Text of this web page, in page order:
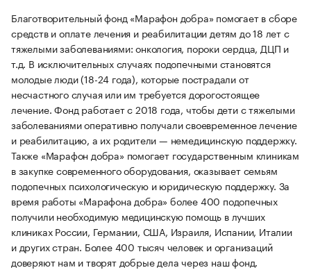
Благотворительный фонд «Марафон добра» помогает в сборе
средств и оплате лечения и реабилитации детям до 18 лет с
тяжелыми заболеваниями: онкология, пороки сердца, ДЦП и
т.д. В исключительных случаях подопечными становятся
молодые люди (18-24 года), которые пострадали от
несчастного случая или им требуется дорогостоящее
лечение. Фонд работает с 2018 года, чтобы дети с тяжелыми
заболеваниями оперативно получали своевременное лечение
и реабилитацию, а их родители — немедицинскую поддержку.
Также «Марафон добра» помогает государственным клиникам
в закупке современного оборудования, оказывает семьям
подопечных психологическую и юридическую поддержку. За
время работы «Марафона добра» более 400 подопечных
получили необходимую медицинскую помощь в лучших
клиниках России, Германии, США, Израиля, Испании, Италии
и других стран. Более 400 тысяч человек и организаций
доверяют нам и творят добрые дела через наш фонд.